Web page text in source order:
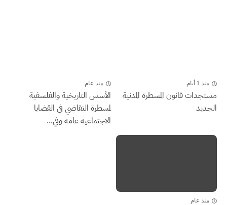
منذ 1 أيام
مستجدات قانون المسطرة المدنية
الجديد
منذ عام
الأسس التاريخية والفلسفية
لمسطرة التقاضي في القضايا
الاجتماعية عامة وفي...
منذ عام